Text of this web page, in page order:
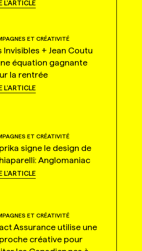
L'ARTICLE
ET CRÉATIVITÉ
Invisibles + Jean Coutu
équation gagnante
la rentrée
L'ARTICLE
ET CRÉATIVITÉ
signe le design de
Anglomaniac
L'ARTICLE
ET CRÉATIVITÉ
Assurance utilise une
créative pour